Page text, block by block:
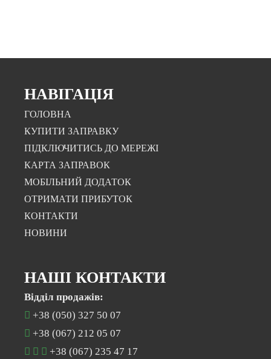
НАВІГАЦІЯ
ГОЛОВНА
КУПИТИ ЗАПРАВКУ
ПІДКЛЮЧИТИСЬ ДО МЕРЕЖІ
КАРТА ЗАПРАВОК
МОБІЛЬНИЙ ДОДАТОК
ОТРИМАТИ ПРИБУТОК
КОНТАКТИ
НОВИНИ
НАШІ КОНТАКТИ
Відділ продажів:
+38 (050) 327 50 07
+38 (067) 212 05 07
+38 (067) 235 47 17